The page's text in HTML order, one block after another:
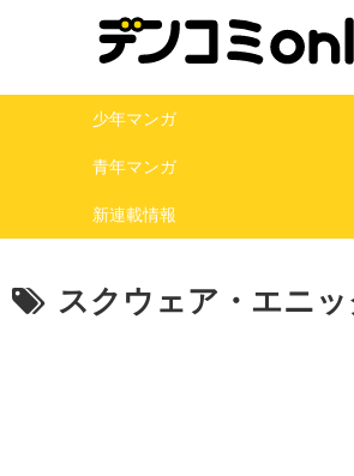
少年マンガ
青年マンガ
新連載情報
スクウェア・エニッ